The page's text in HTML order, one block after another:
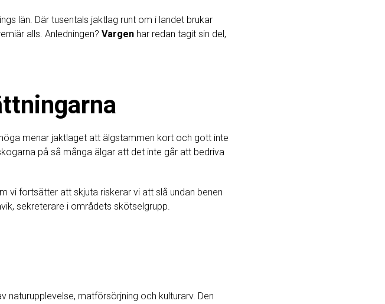
län. Där tusentals jaktlag runt om i landet brukar
alls. Anledningen? Vargen har redan tagit sin del,
menar jaktlaget att älgstammen kort och gott inte
på så många älgar att det inte går att bedriva
vi fortsätter att skjuta riskerar vi att slå undan benen
sekreterare i områdets skötselgrupp.
naturupplevelse, matförsörjning och kulturarv. Den